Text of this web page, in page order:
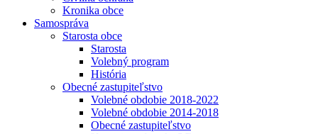
Kronika obce
Samospráva
Starosta obce
Starosta
Volebný program
História
Obecné zastupiteľstvo
Volebné obdobie 2018-2022
Volebné obdobie 2014-2018
Obecné zastupiteľstvo